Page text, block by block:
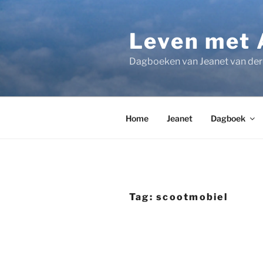
inhoud
Leven met
Dagboeken van Jeanet van
Home Jeanet Dagboek
Tag:scootmobiel